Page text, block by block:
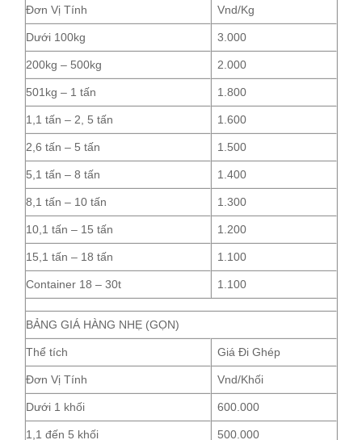
Đơn Vị Tính Vnd/Kg
Dưới 100kg 3.000
200kg – 500kg 2.000
501kg – 1 tấn 1.800
1,1 tấn – 2, 5 tấn 1.600
2,6 tấn – 5 tấn 1.500
5,1 tấn – 8 tấn 1.400
8,1 tấn – 10 tấn 1.300
10,1 tấn – 15 tấn 1.200
15,1 tấn – 18 tấn 1.100
Container 18 – 30t 1.100
BẢNG GIÁ HÀNG NHẸ (GỌN)
Thể tích Giá Đi Ghép
Đơn Vị Tính Vnd/Khối
Dưới 1 khối 600.000
1,1 đến 5 khối 500.000